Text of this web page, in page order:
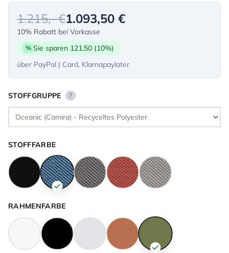
1.215,- €1.093,50 €
10% Rabatt bei Vorkasse
% Sie sparen 121,50 (10%)
über PayPal | Card, Klarnapaylater
STOFFGRUPPE ?
STOFFFARBE
RAHMENFARBE